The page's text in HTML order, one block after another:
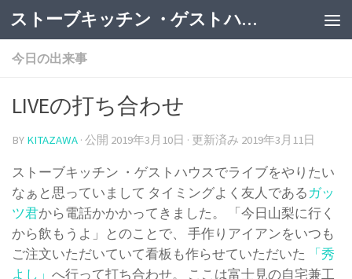
ストーブキッチン ・ゲストハウス
今日の出来事
LIVEの打ち合わせ
BY KITAZAWA · 公開 2019年3月10日 · 更新済み 2019年3月11日
ストーブキッチン ・ゲストハウスでライブをやりたい
なぁと思っていまして タイミングよく友人であるガッ
ツ君から電話かかかってきました。 「今日山梨に行く
から飲もうよ」とのことで、 手作りアイアンをいつも
ご注文いただいていて看板も作らせていただいた
「秀
よし」 へ行って打ち合わせ。 ここは富士見の自宅兼工